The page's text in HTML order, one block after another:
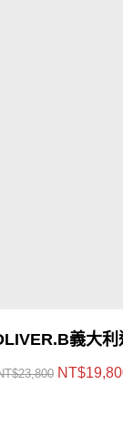
義大
23,800 NT$